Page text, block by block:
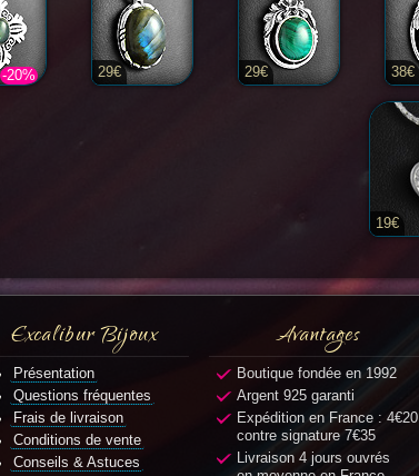
-20% 29€ 29€ 38€
19€
Excalibur Bijoux
Présentation
Questions fréquentes
Frais de livraison
Conditions de vente
Conseils & Astuces
Avantages
Boutique fondée en 1992
Argent 925 garanti
Expédition en France : 4€20
contre signature 7€35
Livraison 4 jours ouvrés